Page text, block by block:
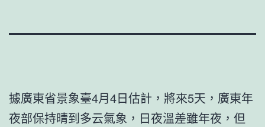
據廣東省景象臺4月4日估計，將來5天，廣東年
夜部保持晴到多云氣象，日夜溫差雖年夜，但